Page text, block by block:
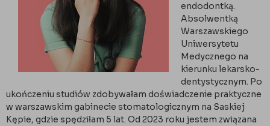
endodontką.
Absolwentką
Warszawskiego
Uniwersytetu
Medycznego na
kierunku lekarsko-
dentystycznym. Po
ukończeniu studiów zdobywałam doświadczenie praktyczne
w warszawskim gabinecie stomatologicznym na Saskiej
Kępie, gdzie spędziłam 5 lat. Od 2023 roku jestem związana